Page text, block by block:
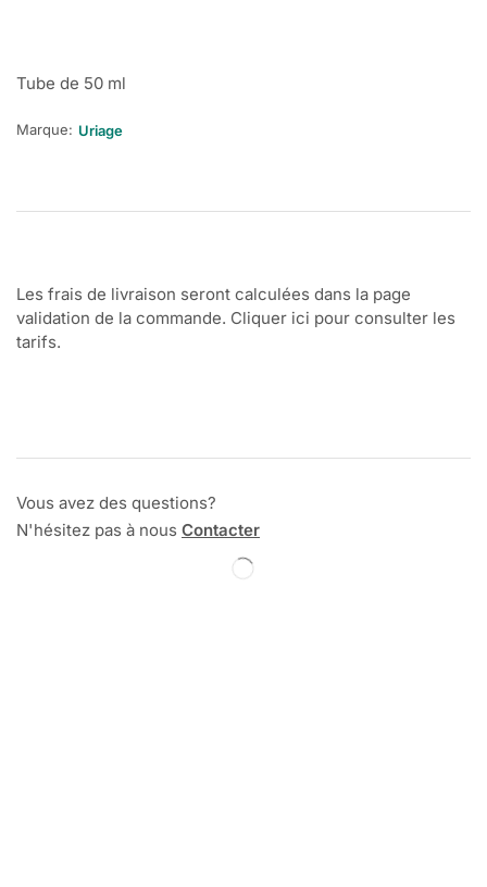
Tube de 50 ml
Marque: Uriage
Les frais de livraison seront calculées dans la page
validation de la commande. Cliquer ici pour consulter les
tarifs.
Vous avez des questions?
N'hésitez pas à nous Contacter